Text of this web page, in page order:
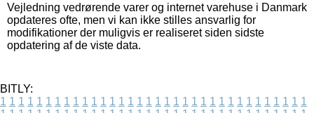
Vejledning vedrørende varer og internet varehuse i Danmark
opdateres ofte, men vi kan ikke stilles ansvarlig for
modifikationer der muligvis er realiseret siden sidste
opdatering af de viste data.
BITLY:
1 1 1 1 1 1 1 1 1 1 1 1 1 1 1 1 1 1 1 1 1 1 1 1 1 1 1 1 1 1 1 1 1 1